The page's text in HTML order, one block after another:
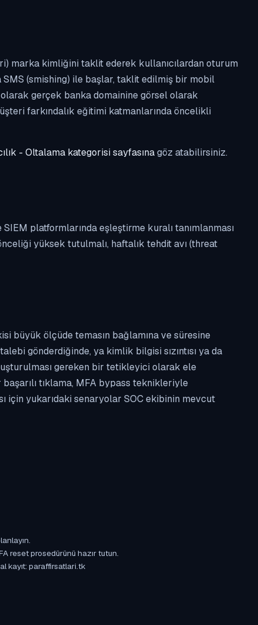
marka kimliğini taklit ederek kullanıcılardan oturum
SMS (smishing) ile başlar, taklit edilmiş bir mobil
gerçek banka domainine görsel olarak
farkındalık eğitimi katmanlarında öncelikli
- Oltalama kategorisi sayfasınagöz atabilirsiniz.
platformlarında eşleştirme kuralı tanımlanması
yüksek tutulmalı, haftalık tehdit avı (threat
büyük ölçüde temasın bağlamına ve süresine
gönderdiğinde, ya kimlik bilgisi sızıntısı ya da
gereken bir tetikleyici olarak ele
tıklama, MFA bypass teknikleriyle
için yukarıdaki senaryolar SOC ekibinin mevcut
reset prosedürünü hazır tutun.
kayıt: paraffirsatlari.tk